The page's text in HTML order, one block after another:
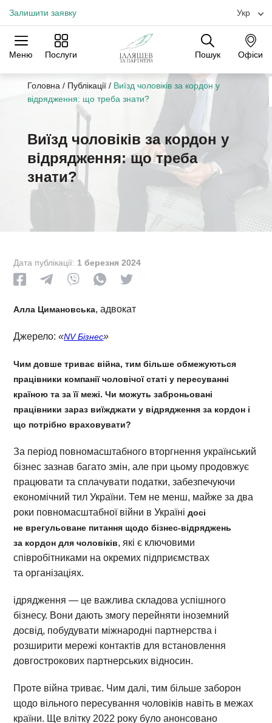
Залишити заявку Укр
Меню Послуги Пошук Офіси
Практики Галузі
Офіси
Головна / Публікації/ Виїзд чоловіків за кордон у
відрядження: що треба знати?
Виїзд чоловіків за кордон у
відрядження: що треба
знати?
Дата публікації: 1 березня 2024
Алла Цимановська, адвокат
Джерело:«NV Бізнес»
Чим довше триває війна, тим більше обмежуються
працівники компанії чоловічої статі у пересуванні
країною та за її межі. Чи можуть заброньовані
працівники зараз виїжджати у відрядження за кордон і
що потрібно враховувати?
За період повномасштабного вторгнення український
бізнес зазнав багато змін, але при цьому продовжує
працювати та сплачувати податки, забезпечуючи
економічний тил України. Тем не менш, майже за два
роки повномасштабної війни в Українідосі
не врегульоване питання щодо бізнес-відряджень
за кордон для чоловіків, які є ключовими
співробітниками на окремих підприємствах
та організаціях.
ідрядження — це важлива складова успішного
бізнесу. Вони дають змогу перейняти іноземний
досвід, побудувати міжнародні партнерства і
розширити мережі контактів для встановлення
довгострокових партнерських відносин.
Проте війна триває. Чим далі, тим більше заборон
щодо вільного пересування чоловіків навіть в межах
країни. Ще влітку 2022 року було анонсовано